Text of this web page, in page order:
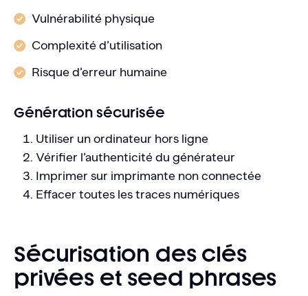
Vulnérabilité physique
Complexité d’utilisation
Risque d’erreur humaine
Génération sécurisée
Utiliser un ordinateur hors ligne
Vérifier l’authenticité du générateur
Imprimer sur imprimante non connectée
Effacer toutes les traces numériques
Sécurisation des clés
privées et seed phrases